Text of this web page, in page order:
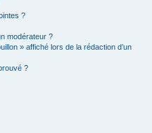
?
modérateur ?
» affiché lors de la rédaction d’un
?